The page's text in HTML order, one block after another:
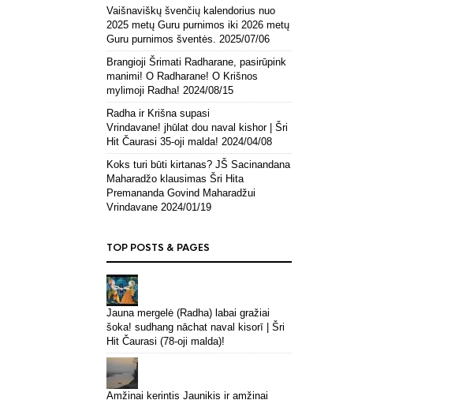
Vaišnaviškų švenčių kalendorius nuo
2025 metų Guru purnimos iki 2026 metų
Guru purnimos šventės.
2025/07/06
Brangioji Šrimati Radharane, pasirūpink
manimi! O Radharane! O Krišnos
mylimoji Radha! 2024/08/15
Radha ir Krišna supasi
Vrindavane! jhūlat dou naval kishor | Šri
Hit Čaurasi 35-oji malda! 2024/04/08
Koks turi būti kirtanas? JŠ Sacinandana
Maharadžo klausimas Šri Hita
Premananda Govind Maharadžui
Vrindavane 2024/01/19
TOP POSTS & PAGES
Jauna mergelė (Radha) labai gražiai
šoka! sudhang nāchat naval kisorī | Šri
Hit Čaurasi (78-oji malda)!
Amžinai kerintis Jaunikis ir amžinai